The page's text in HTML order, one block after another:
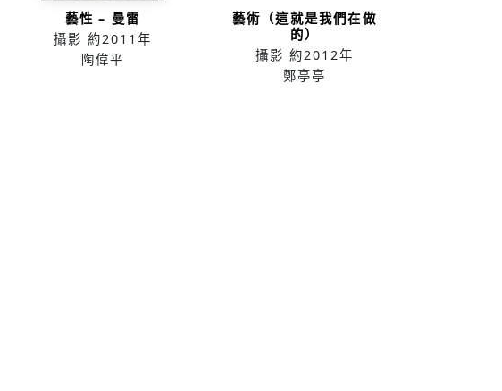
藝性 – 曼雷
攝影 約2011年
陶偉平
藝術（這就是我們在做
的）
攝影 約2012年
鄭亭亭